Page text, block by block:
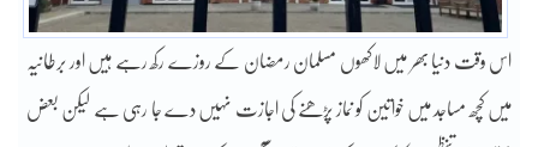
اس وقت دنیا بھر میں لاکھوں مسلمان رمضان کے روزے رکھ رہے ہیں اور برطانیہ
میں کچھ مساجد میں خواتین کو نماز پڑھنے کی اجازت نہیں دے جا رہی ہے لیکن بعض